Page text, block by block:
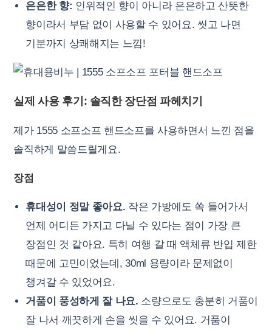
은은한 향: 인위적인 향이 아니라 은은하고 산뜻한
향이라서 부담 없이 사용할 수 있어요. 씻고 나면
기분까지 상쾌해지는 느낌!
실제 사용 후기: 솔직한 장단점 파헤치기
제가 1555 소프소프 핸드소프를 사용하면서 느낀 점을
솔직하게 말씀드릴게요.
장점
휴대성이 정말 좋아요. 작은 가방에도 쏙 들어가서
언제 어디든 가지고 다닐 수 있다는 점이 가장 큰
장점인 것 같아요. 특히 여행 갈 때 액체류 반입 제한
때문에 고민이었는데, 30ml 용량이라 문제없이
챙겨갈 수 있었어요.
거품이 풍성하게 잘 나요. 소량으로도 충분히 거품이
잘 나서 깨끗하게 손을 씻을 수 있어요. 거품이